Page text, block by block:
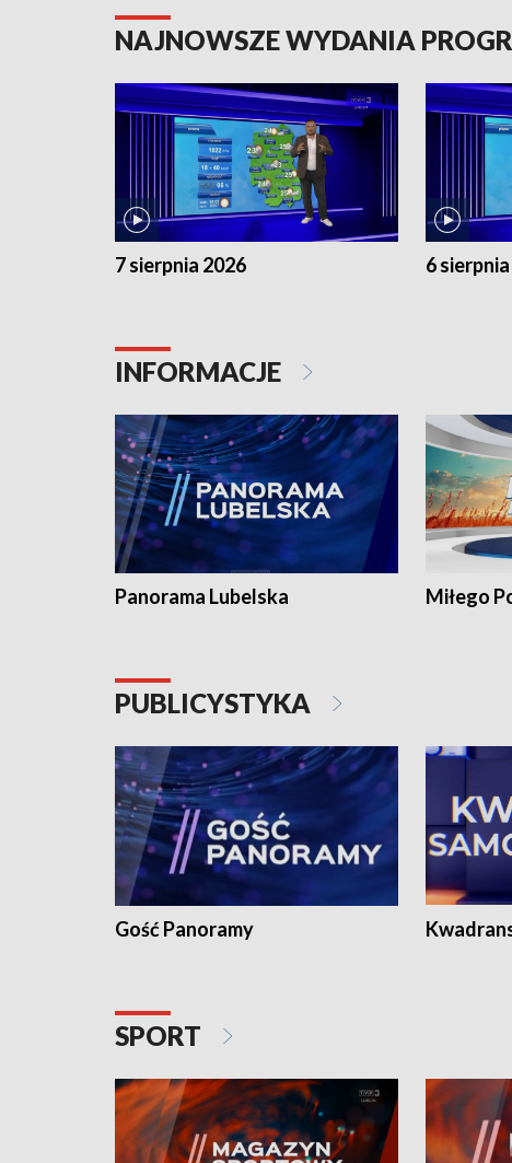
NAJNOWSZE WYDANIA
7 sierpnia 2026 6
INFORMACJE
Panorama Lubelska Miłego
PUBLICYSTYKA
Gość Panoramy
SPORT